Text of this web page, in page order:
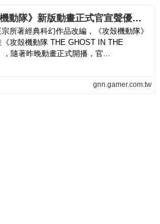
《攻殼機動隊》新版動畫正式官宣聲優名單 坂本真綾聲演草薙素子
所著經典科幻作品改編，《攻殼機動隊》
《攻殼機動隊 THE GHOST IN THE
，隨著昨晚動畫正式開播，官...
gnn.gamer.com.tw